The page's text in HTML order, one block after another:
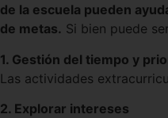
de la escuela pueden
de metas. Si bien puede
1. Gestión del tiempo y
Las actividades
2. Explorar intereses